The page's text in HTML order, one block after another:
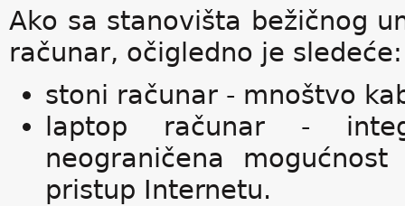
Ako sa stanovišta bežičnog
računar, očigledno je sledeće:
stoni računar - mnoštvo
laptop računar -
neograničena
pristup Internetu.